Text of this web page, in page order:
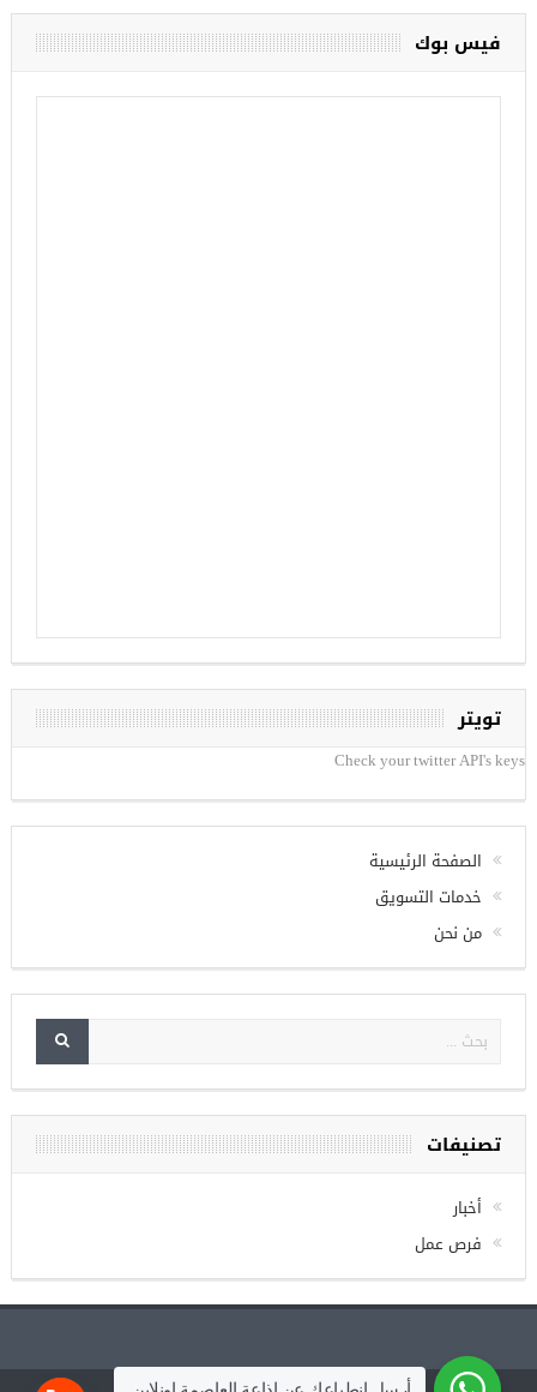
تركيا تحتل المرتبة الأولى عالميا بالمساعدات الإنسانية في 2017
العدالة والتنمية.. كشف ملابسات مقتل خاشقجي دين في أعناقنا
تويتر
Check your twitter API's keys
خدمات التسويق
تصنيفات
أخبار